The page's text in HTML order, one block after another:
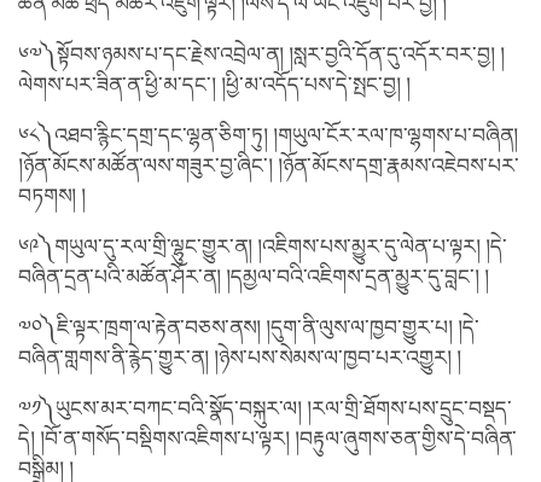
༦༧༽སྟོབས་ཉམས་པ་དང་རྗེས་འབྲེལ་ན། །སླར་བྱའི་དོན་དུ་འདོར་བར་བྱ། །
ལེགས་པར་ཟིན་ན་ཕྱི་མ་དང་། །ཕྱི་མ་འདོད་པས་དེ་སྤང་བྱ། །
༦༨༽འཐབ་རྙིང་དགྲ་དང་ལྷན་ཅིག་ཏུ། །གཡུལ་ངོར་རལ་ཁ་ལྷགས་པ་བཞིན།
།ཉོན་མོངས་མཚོན་ལས་གཟུར་བྱ་ཞིང་། །ཉོན་མོངས་དགྲ་རྣམས་འཇེབས་པར་
བཏགས། །
༦༩༽གཡུལ་དུ་རལ་གྲི་ལྷུང་གྱུར་ན། །འཇིགས་པས་མྱུར་དུ་ལེན་པ་ལྟར། །དེ་
བཞིན་དྲན་པའི་མཚོན་ཤོར་ན། །དམྱལ་བའི་འཇིགས་དྲན་མྱུར་དུ་བླང་། །
༧༠༽ཇི་ལྟར་ཁྲག་ལ་རྟེན་བཅས་ནས། །དུག་ནི་ལུས་ལ་ཁྱབ་གྱུར་པ། །དེ་
བཞིན་གླགས་ནི་རྙེད་གྱུར་ན། །ཉེས་པས་སེམས་ལ་ཁྱབ་པར་འགྱུར། །
༧༡༽ཡུངས་མར་བཀང་བའི་སྣོད་བསྐུར་ལ། །རལ་གྲི་ཐོགས་པས་དྲུང་བསྡད་
དེ། །བོ་ན་གསོད་བསྡིགས་འཇིགས་པ་ལྟར། །བརྟུལ་ཞུགས་ཅན་གྱིས་དེ་བཞིན་
བསྒྲིམ། །